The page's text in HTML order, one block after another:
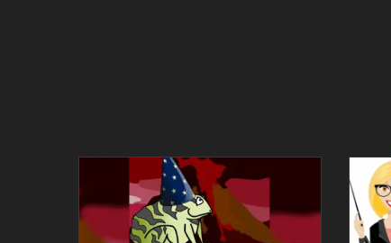
ចរិតថោក»​ស្លៀកពាក់
ប្រពៃណី​«ដេញប្រុស»